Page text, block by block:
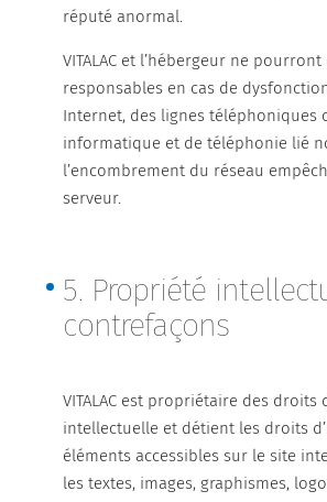
réputé anormal.
VITALAC et l’hébergeur ne
responsables en cas de
Internet, des lignes téléphoniques
informatique et de téléphonie lié
l’encombrement du réseau
serveur.
5. Propriété
contrefaçons
VITALAC est propriétaire des
intellectuelle et détient les droits
éléments accessibles sur le site
les textes, images, graphismes,